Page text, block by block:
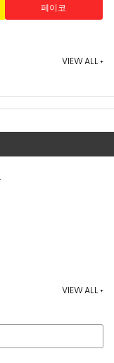
VIEW ALL +
VIEW ALL +